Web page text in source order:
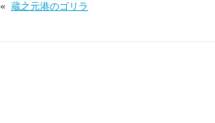
« 蔵之元港のゴリラ